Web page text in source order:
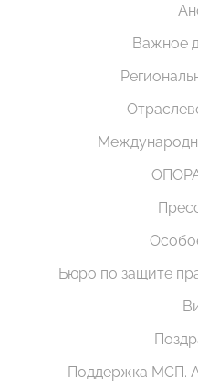
Важное
Бюро по защите
Поддержка МСП.